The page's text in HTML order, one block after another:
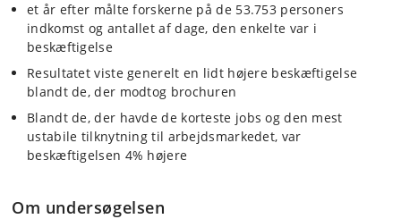
et år efter målte forskerne på de 53.753 personers
indkomst og antallet af dage, den enkelte var i
beskæftigelse
Resultatet viste generelt en lidt højere beskæftigelse
blandt de, der modtog brochuren
Blandt de, der havde de korteste jobs og den mest
ustabile tilknytning til arbejdsmarkedet, var
beskæftigelsen 4% højere
Om undersøgelsen